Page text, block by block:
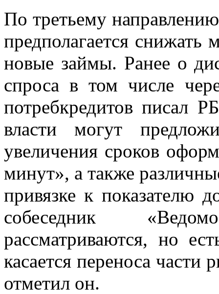
По третьему
предполагается снижать
новые займы. Ранее о
спроса в том числе
потребкредитов писал
власти могут
увеличения сроков
минут», а также
привязке к показателю
собеседник
рассматриваются, но
касается переноса части
отметил он.